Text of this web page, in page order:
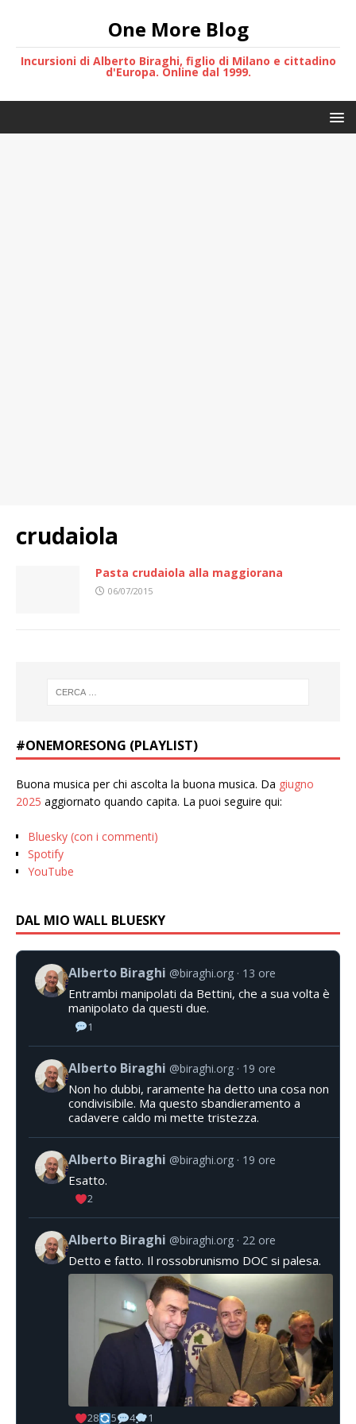
One More Blog
Incursioni di Alberto Biraghi, figlio di Milano e cittadino
d'Europa. Online dal 1999.
crudaiola
Pasta crudaiola alla maggiorana
06/07/2015
#ONEMORESONG (PLAYLIST)
Buona musica per chi ascolta la buona musica. Da giugno
2025 aggiornato quando capita. La puoi seguire qui:
Bluesky (con i commenti)
Spotify
YouTube
DAL MIO WALL BLUESKY
Alberto Biraghi @biraghi.org 13 ore
Entrambi manipolati da Bettini, che a sua volta è
manipolato da questi due.
1
Alberto Biraghi @biraghi.org 19 ore
Non ho dubbi, raramente ha detto una cosa non
condivisibile. Ma questo sbandieramento a
cadavere caldo mi mette tristezza.
Alberto Biraghi @biraghi.org 19 ore
Esatto.
2
Alberto Biraghi @biraghi.org 22 ore
Detto e fatto. Il rossobrunismo DOC si palesa.
28 5 4 1